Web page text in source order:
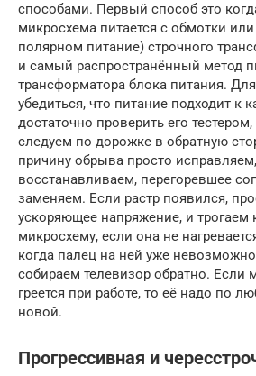
способами. Первый способ это
микросхема питается с обмотки
полярном питание) строчного
и самый распространённый метод
трансформатора блока питания.
убедиться, что питание подходит к
достаточно проверить его тестером,
следуем по дорожке в обратную
причину обрыва просто
восстанавливаем, перегоревшее
заменяем. Если растр появился,
ускоряющее напряжение, и трогаем
микросхему, если она не
когда палец на ней уже
собираем телевизор обратно. Если
греется при работе, то её надо по
новой.
Прогрессивная и